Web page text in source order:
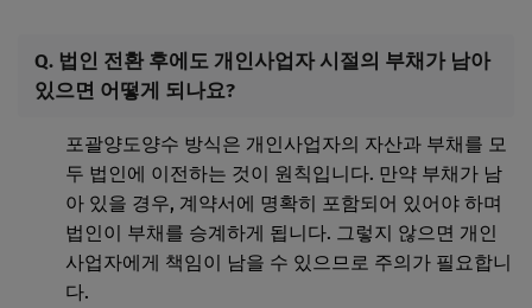
Q. 법인 전환 후에도 개인사업자 시절의 부채가 남아
있으면 어떻게 되나요?
포괄양도양수 방식은 개인사업자의 자산과 부채를 모
두 법인에 이전하는 것이 원칙입니다. 만약 부채가 남
아 있을 경우, 계약서에 명확히 포함되어 있어야 하며
법인이 부채를 승계하게 됩니다. 그렇지 않으면 개인
사업자에게 책임이 남을 수 있으므로 주의가 필요합니
다.